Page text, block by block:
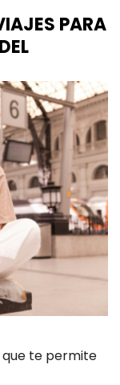
PARA
que te permite